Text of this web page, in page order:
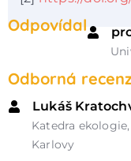
Odpovídal
Odborná
Lukáš
Katedra
Karlovy